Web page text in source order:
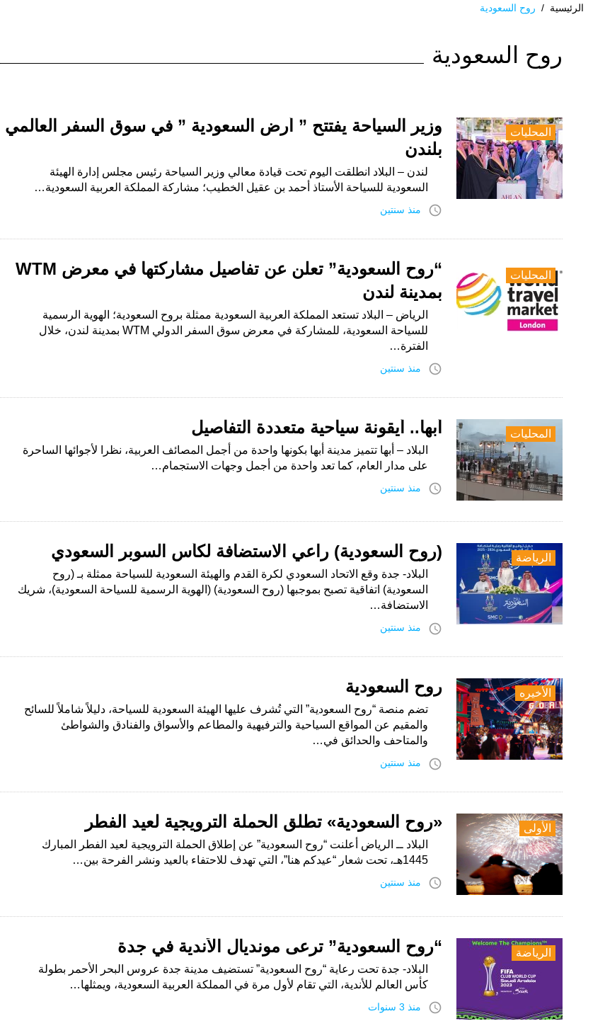
الرئيسية / روح السعودية
الوسم:
روح
روح السعودية
المحليات
وزير السياحة يفتتح ” أرض السعودية ” في سوق السفر العالمي
بلندن
لندن – البلاد انطلقت اليوم تحت قيادة معالي وزير السياحة رئيس مجلس إدارة الهيئة
السعودية للسياحة الأستاذ أحمد بن عقيل الخطيب؛ مشاركة المملكة العربية السعودية…
access_time منذ سنتين
المحليات
“روح السعودية” تعلن عن تفاصيل مشاركتها في معرض WTM
بمدينة لندن
الرياض – البلاد تستعد المملكة العربية السعودية ممثلة بروح السعودية؛ الهوية الرسمية
للسياحة السعودية، للمشاركة في معرض سوق السفر الدولي WTM بمدينة لندن، خلال
الفترة…
access_time منذ سنتين
المحليات أبها.. أيقونة سياحية متعددة التفاصيل
البلاد – أبها تتميز مدينة أبها بكونها واحدة من أجمل المصائف العربية، نظرا لأجوائها الساحرة
على مدار العام، كما تعد واحدة من أجمل وجهات الاستجمام…
access_time منذ سنتين
الرياضة (روح السعودية) راعي الاستضافة لكأس السوبر السعودي
البلاد- جدة وقع الاتحاد السعودي لكرة القدم والهيئة السعودية للسياحة ممثلة بـ (روح
السعودية) اتفاقية تصبح بموجبها (روح السعودية) (الهوية الرسمية للسياحة السعودية)، شريك
الاستضافة…
access_time منذ سنتين
الأخيره روح السعودية
تضم منصة “روح السعودية” التي تُشرف عليها الهيئة السعودية للسياحة، دليلاً شاملاً للسائح
والمقيم عن المواقع السياحية والترفيهية والمطاعم والأسواق والفنادق والشواطئ
والمتاحف والحدائق في…
access_time منذ سنتين
الأولى «روح السعودية» تطلق الحملة الترويجية لعيد الفطر
البلاد ــ الرياض أعلنت “روح السعودية” عن إطلاق الحملة الترويجية لعيد الفطر المبارك
1445هـ، تحت شعار “عيدكم هنا”، التي تهدف للاحتفاء بالعيد ونشر الفرحة بين…
access_time منذ سنتين
الرياضة “روح السعودية” ترعى مونديال الأندية في جدة
البلاد- جدة تحت رعاية “روح السعودية” تستضيف مدينة جدة عروس البحر الأحمر بطولة
كأس العالم للأندية، التي تقام لأول مرة في المملكة العربية السعودية، ويمثلها…
access_time منذ 3 سنوات